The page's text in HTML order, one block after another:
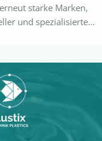
starke Marken,
und spezialisierte
Kreislaufwirtschaft und
– konform
Claims Directive, zur
Vorgaben. Seit dem
Update wurden